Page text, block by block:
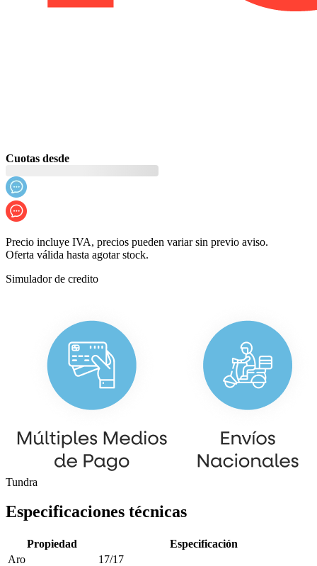
Cuotas desde
Precio incluye IVA, precios pueden variar sin previo aviso.
Oferta válida hasta agotar stock.
Simulador de credito
Tundra
Especificaciones técnicas
Propiedad
Especificación
Aro
17/17